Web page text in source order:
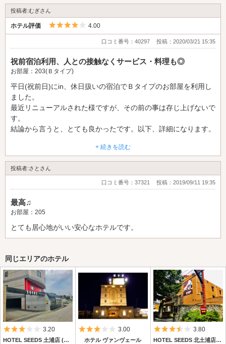
けパックもアメニティとしてありました。いつまであるかわかり
ませんが、立ち寄った際はチェックしてみると良いかと思いま
す。
そして期間限定でテーブルにメンバーのウェルカムメニューがあ
る事がありますが、ファイルに入っている常時のウェルカムメニ
ューとは併用(?)できず、期間限定含めて1人1品ずつとの事で
る時は早めに注文するのが良いと思います。
いつも人気で部屋数の関係もあり入れなかったりもするのです
が、時間・お値段・サービスどれを取っても良いホテルなのでま
た近くで探す際は是非足を運びたいと思います。
210号室は大きいテレビがベッドの正面にあり、ベッドからでも
見やすいです。逆に壁のハンガー掛けはバスルームの扉の近くに
あるので濡れる危険性はあるかもです。
24時間滞在でウェルカムサービス含め4回料理を注文したのです
が、どれも美味しくて満足です。
てしまうと言われたので、注文する際は早めに決めて電話するの
が良さそうです。
メンバー割引をした場合、商品詳細のメンバーの項目で料金と料
理の値引きが合算で表示され、料理明細では正規価格が表示され
計算すれば分かるのですが、別払いをする場合ややこしいので備
忘録に。
お値段もリーズナブルなのでまた利用したいです。
投稿者:むぎさん
ホテル評価 5つ星のうち4
4.00
口コミ番号：40297 投稿：2020/03/21 15:35
祝前宿泊利用、人との接触なくサービス・料理も◎
お部屋：203(Ｂタイプ)
平日(祝前日)にin、休日扱いの宿泊でＢタイプのお部屋を利用し
ました。
最近リニューアルされた様ですが、その前の事は存じ上げないで
す。
結論から言うと、とても良かったです。以下、詳細になります。
土浦駅から車で行きました。リニューアルしていたせいかナビで
検索候補が出なかったので、住所か以前のホテル名で検索すると
良いかもしれません。
近くに行くと、まず近隣にある別の施設の看板が目につきます
す。
ガレージタイプで入り口の駐車スペースから直に部屋に続く扉が
駐車スペースには部屋の状況が分かるパネルがあり、「空室」
「在室」「準備中」のいずれかが点灯しています。
こちらのホテルさんはフレックスタイム制ですが18時までがサ
ービスタイムとなり、宿泊が20時からとなっています。到着が
早かったので暫く待っていたのですが、「人がいっぱいで入れな
い」というよりは「準備(掃除など)待ちでお部屋に入れない」と
いう感じで、20時20分頃に空室になったスペースに入りまし
た。
+ 続きを読む
投稿者:さとさん
口コミ番号：37321 投稿：2019/09/11 19:35
最高♫
お部屋：205
とても居心地がいい安心なホテルです。
同じエリアのホテル
5つ星のうち3
3.20
HOTEL SEEDS 土浦店 (ホテル シーズ 土浦店)
5つ星のうち3
3.00
ホテル ヴァンヴェール
5つ星のうち
3.80
HOTEL SEEDS 北土浦店 (ホテル シーズ 北土浦店)